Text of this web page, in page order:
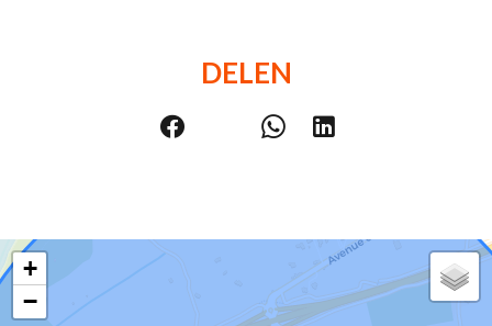
DELEN
+
−